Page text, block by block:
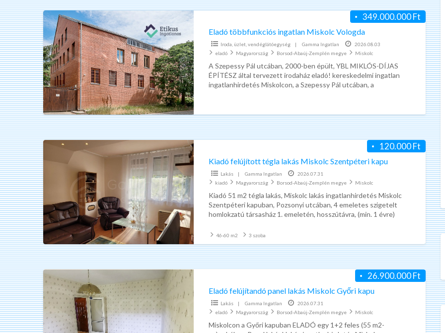
Eladó
többfunkciós
ingatlan
Miskolc
Vologda
349.000.000 Ft
Eladó többfunkciós ingatlan Miskolc Vologda
Iroda, üzlet, vendéglátóegység | Gamma Ingatlan
2026.08.03
eladó
Magyarország Borsod-Abaúj-Zemplén megye Miskolc
A Szepessy Pál utcában, 2000-ben épült, YBL MIKLÓS-DÍJAS
ÉPÍTÉSZ által tervezett irodaház eladó! kereskedelmi ingatlan
ingatlanhirdetés Miskolcon, a Szepessy Pál utcában, a
Kiadó
felújított
tégla
lakás
Miskolc
Szentpéteri
kapu
120.000 Ft
Kiadó felújított tégla lakás Miskolc Szentpéteri kapu
Lakás | Gamma Ingatlan
2026.07.31
kiadó
Magyarország Borsod-Abaúj-Zemplén megye Miskolc
Kiadó 51 m2 tégla lakás, Miskolc lakás ingatlanhirdetés Miskolc
Szentpéteri kapuban, Pozsonyi utcában, 4 emeletes szigetelt
homlokzatú társasház 1. emeletén, hosszútávra, (min. 1 évre)
46-60 m2 3 szoba
Eladó
felújítandó
panel
lakás
Miskolc
26.900.000 Ft
Eladó felújítandó panel lakás Miskolc Győri kapu
Lakás | Gamma Ingatlan
2026.07.31
eladó
Magyarország Borsod-Abaúj-Zemplén megye Miskolc
Miskolcon a Győri kapuban ELADÓ egy 1+2 feles (55 m2-
ő
v
i
t
ö
é
s
p
n
z
é
r
t
m
a
r
e
t
a
g
Kérdőív kitöltés pénzért | marketagent | valós, fizető munka
A világ legegyszerűbb internetes
munkáját ajánlom!
Nincs anyagi befektetés, nem
kötelező másoknak megmutatni.
Egyszerűen csak regisztrálni kell és
A cég neve Marketagent.
Megbízható és valóban fizet!
Internetes kérdőíveket kell
kitölteni pénzért (euroért). A
kérdőívekről emailben értesítenek.
Kifizetés elektronikus bankokon
keresztül, mint pl. paypal,
bankszámládra utalhatod a pénzed.
Meggazdagodni nem lehet belőle,
jövedelemkiegészítésnek jó lehet.
A következő dolog nem kötelező,
de javasolt:
Hirdetés megtekintéseK
é
r
d
ő
i
t
ö
l
é
n
z
é
r
t